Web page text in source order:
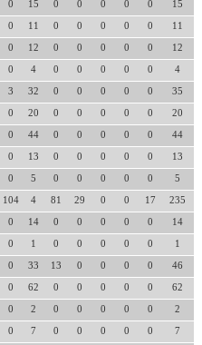
0 15 0 0 0 0 0 15
0 11 0 0 0 0 0 11
0 12 0 0 0 0 0 12
0 4 0 0 0 0 0 4
3 32 0 0 0 0 0 35
0 20 0 0 0 0 0 20
0 44 0 0 0 0 0 44
0 13 0 0 0 0 0 13
0 5 0 0 0 0 0 5
104 4 81 29 0 0 17 235
0 14 0 0 0 0 0 14
0 1 0 0 0 0 0 1
0 33 13 0 0 0 0 46
0 62 0 0 0 0 0 62
0 2 0 0 0 0 0 2
0 7 0 0 0 0 0 7